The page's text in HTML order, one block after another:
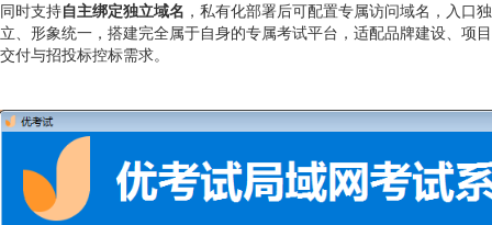
同时支持自主绑定独立域名 ，私有化部署后可配置专属访问域名，入口独
立、形象统一，搭建完全属于自身的专属考试平台，适配品牌建设、项目
交付与招投标控标需求。